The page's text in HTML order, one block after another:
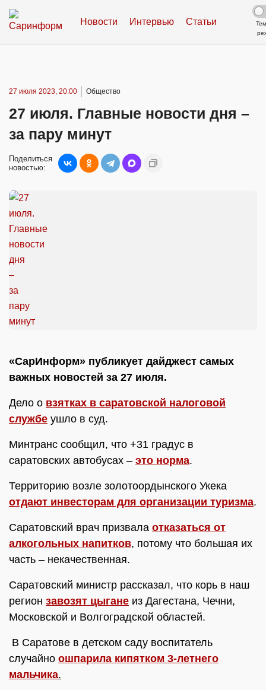
Новости Интервью Статьи
27 июля 2023, 20:00 Общество
27 июля. Главные новости дня –
за пару минут
Поделиться
новостью:
«СарИнформ» публикует дайджест самых
важных новостей за 27 июля.
Дело о взятках в саратовской налоговой
службе ушло в суд.
Минтранс сообщил, что +31 градус в
саратовских автобусах – это норма.
Территорию возле золотоордынского Укека
отдают инвесторам для организации туризма.
Саратовский врач призвала отказаться от
алкогольных напитков, потому что большая их
часть – некачественная.
Саратовский министр рассказал, что корь в наш
регион завозят цыгане из Дагестана, Чечни,
Московской и Волгоградской областей.
В Саратове в детском саду воспитатель
случайно ошпарила кипятком 3-летнего
мальчика.